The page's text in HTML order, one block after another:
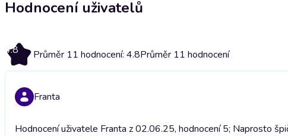
Hodnocení uživatelů
4.8 Průměr 11 hodnocení: 4.8Průměr 11 hodnocení
Franta
Hodnocení uživatele Franta z 02.06.25, hodnocení 5; Naprosto